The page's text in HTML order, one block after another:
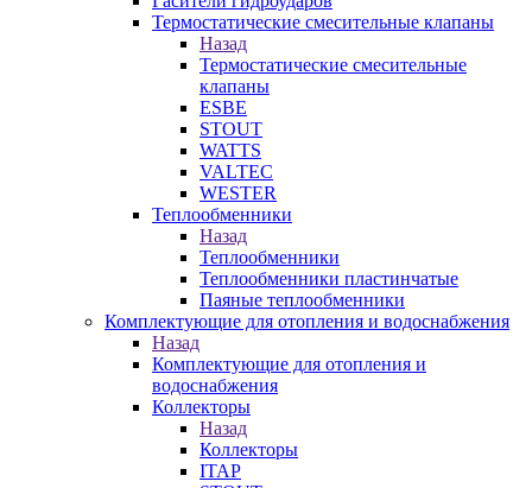
Термостатические смесительные клапаны
Назад
Термостатические смесительные
клапаны
ESBE
STOUT
WATTS
VALTEC
WESTER
Теплообменники
Назад
Теплообменники
Теплообменники пластинчатые
Паяные теплообменники
Комплектующие для отопления и водоснабжения
Назад
Комплектующие для отопления и
водоснабжения
Коллекторы
Назад
Коллекторы
ITAP